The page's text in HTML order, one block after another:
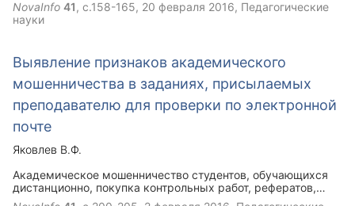
встречается в нашей стране. Академически нечестные
студенты пытаются списать на экзаменах. При этом могут
электротехнике в условиях, когда часть студентов
средства
NovaInfo 41 , с.158-165, 20 февраля 2016, Педагогические
науки
Выявление признаков академического
мошенничества в заданиях, присылаемых
преподавателю для проверки по электронной
почте
Яковлев В.Ф.
Академическое мошенничество студентов, обучающихся
дистанционно, покупка контрольных работ, рефератов,
выполнение интернет тестирования третьими лицами и т.д.